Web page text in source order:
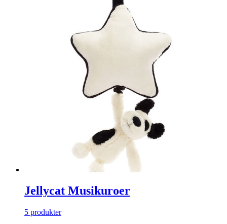
Jellycat Musikuroer
5 produkter